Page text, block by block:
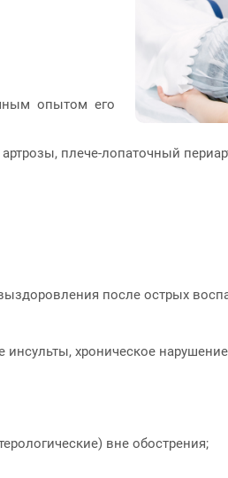
опытом его
плече-лопаточный
после острых
хроническое
вне обострения;